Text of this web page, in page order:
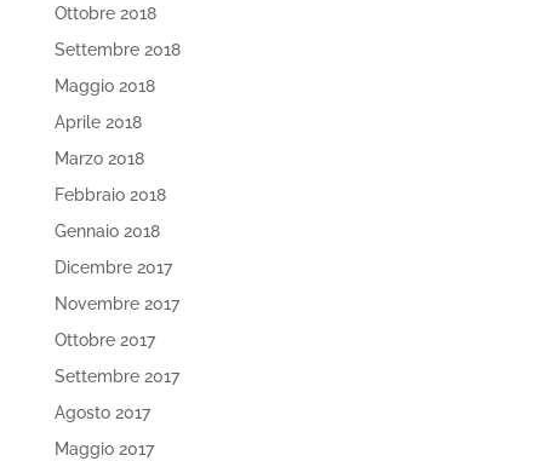
Ottobre 2018
Settembre 2018
Maggio 2018
Aprile 2018
Marzo 2018
Febbraio 2018
Gennaio 2018
Dicembre 2017
Novembre 2017
Ottobre 2017
Settembre 2017
Agosto 2017
Maggio 2017